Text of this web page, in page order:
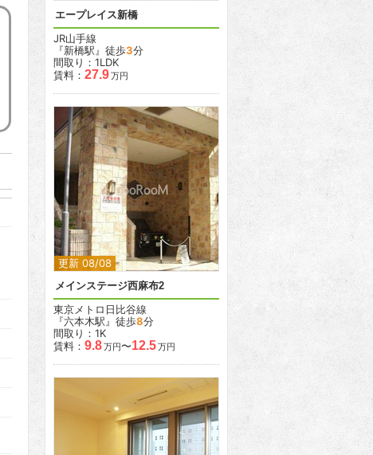
エープレイス新橋
JR山手線
『新橋駅』徒歩3分
間取り：1LDK
賃料： 27.9万円
更新 08/08
2
メインステージ西麻布2
東京メトロ日比谷線
『六本木駅』徒歩8分
間取り：1K
賃料： 9.8万円〜12.5万円